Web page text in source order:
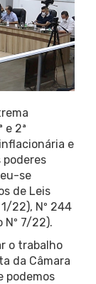
e 2ª
e
poderes
se
de Leis
22), Nº 244
Nº 7/22).
o trabalho
da Câmara
podemos